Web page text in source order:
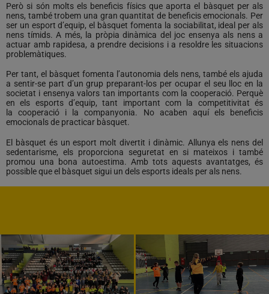
Però si són molts els beneficis físics que aporta el bàsquet per als
nens, també trobem una gran quantitat de beneficis emocionals. Per
ser un esport d’equip, el bàsquet fomenta la sociabilitat, ideal per als
nens tímids. A més, la pròpia dinàmica del joc ensenya als nens a
actuar amb rapidesa, a prendre decisions i a resoldre les situacions
problemàtiques.
Per tant, el bàsquet fomenta l’autonomia dels nens, també els ajuda
a sentir-se part d’un grup preparant-los per ocupar el seu lloc en la
societat i ensenya valors tan importants com la cooperació. Perquè
en els esports d’equip, tant important com la competitivitat és
la cooperació i la companyonia. No acaben aquí els beneficis
emocionals de practicar bàsquet.
El bàsquet és un esport molt divertit i dinàmic. Allunya els nens del
sedentarisme, els proporciona seguretat en si mateixos i també
promou una bona autoestima. Amb tots aquests avantatges, és
possible que el bàsquet sigui un dels esports ideals per als nens.